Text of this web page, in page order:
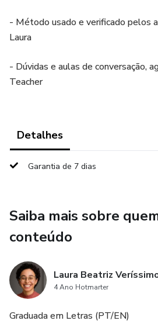
- Método usado e verificado pelos
Laura
- Dúvidas e aulas de conversação,
Teacher
Detalhes
Garantia de 7 dias
Saiba mais sobre
conteúdo
Laura Beatriz
4 Ano Hotmarter
Graduada em Letras (PT/EN)